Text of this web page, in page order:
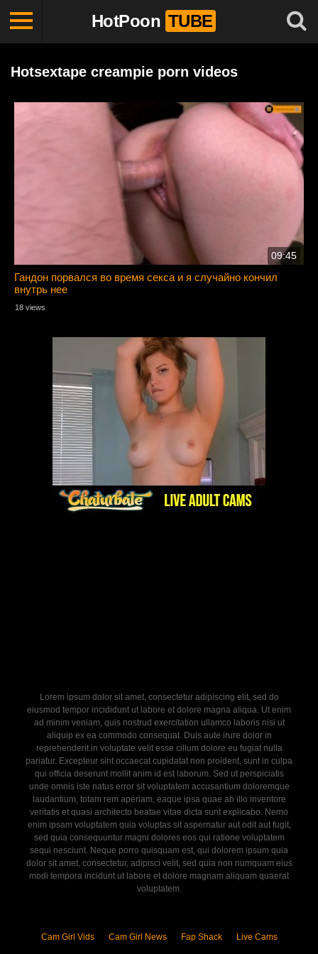
HotPoon TUBE
Hotsextape creampie porn videos
09:45
Гандон порвался во время секса и я случайно кончил
внутрь нее
18 views
Lorem ipsum dolor sit amet, consectetur adipiscing elit, sed do
eiusmod tempor incididunt ut labore et dolore magna aliqua. Ut enim
ad minim veniam, quis nostrud exercitation ullamco laboris nisi ut
aliquip ex ea commodo consequat. Duis aute irure dolor in
reprehenderit in voluptate velit esse cillum dolore eu fugiat nulla
pariatur. Excepteur sint occaecat cupidatat non proident, sunt in culpa
qui officia deserunt mollit anim id est laborum. Sed ut perspiciatis
unde omnis iste natus error sit voluptatem accusantium doloremque
laudantium, totam rem aperiam, eaque ipsa quae ab illo inventore
veritatis et quasi architecto beatae vitae dicta sunt explicabo. Nemo
enim ipsam voluptatem quia voluptas sit aspernatur aut odit aut fugit,
sed quia consequuntur magni dolores eos qui ratione voluptatem
sequi nesciunt. Neque porro quisquam est, qui dolorem ipsum quia
dolor sit amet, consectetur, adipisci velit, sed quia non numquam eius
modi tempora incidunt ut labore et dolore magnam aliquam quaerat
voluptatem.
Cam Girl Vids Cam Girl News Fap Shack Live Cams